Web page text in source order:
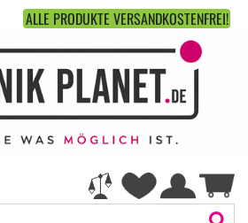
ALLE PRODUKTE VERSANDKOSTENFREI!